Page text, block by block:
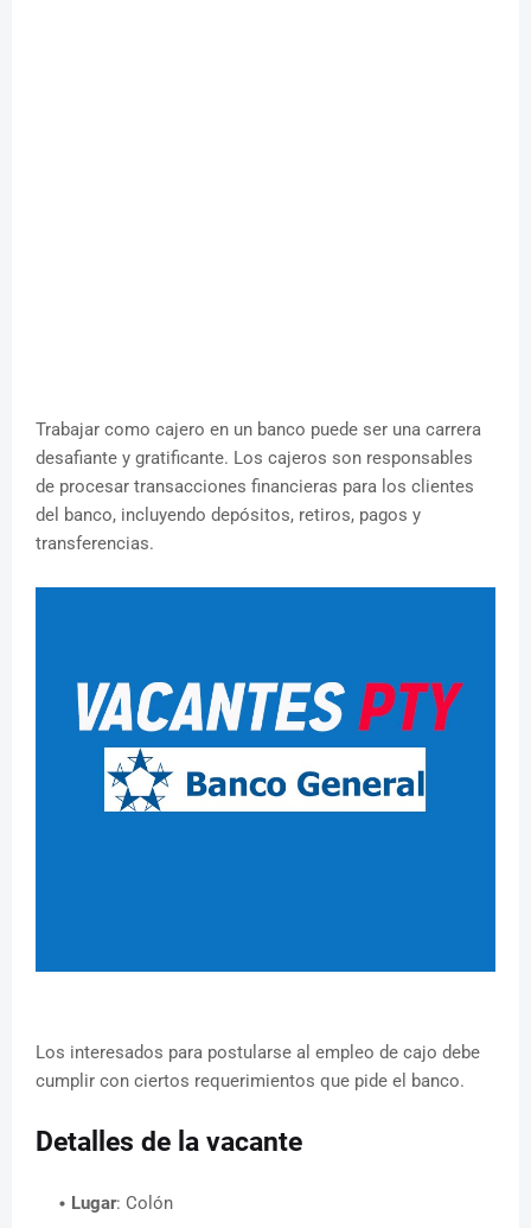
Trabajar como cajero en un banco puede ser una carrera
desafiante y gratificante. Los cajeros son responsables
de procesar transacciones financieras para los clientes
del banco, incluyendo depósitos, retiros, pagos y
transferencias.
Los interesados para postularse al empleo de cajo debe
cumplir con ciertos requerimientos que pide el banco.
Detalles de la vacante
Lugar: Colón